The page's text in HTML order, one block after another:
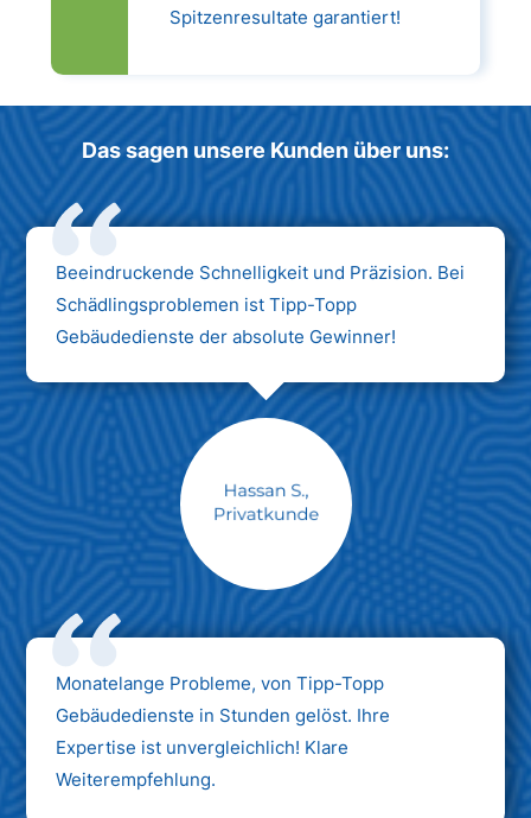
Spitzenresultate garantiert!
Das sagen unsere Kunden über uns:
Beeindruckende Schnelligkeit und Präzision. Bei
Schädlingsproblemen ist Tipp-Topp
Gebäudedienste der absolute Gewinner!
Monatelange Probleme, von Tipp-Topp
Gebäudedienste in Stunden gelöst. Ihre
Expertise ist unvergleichlich! Klare
Weiterempfehlung.